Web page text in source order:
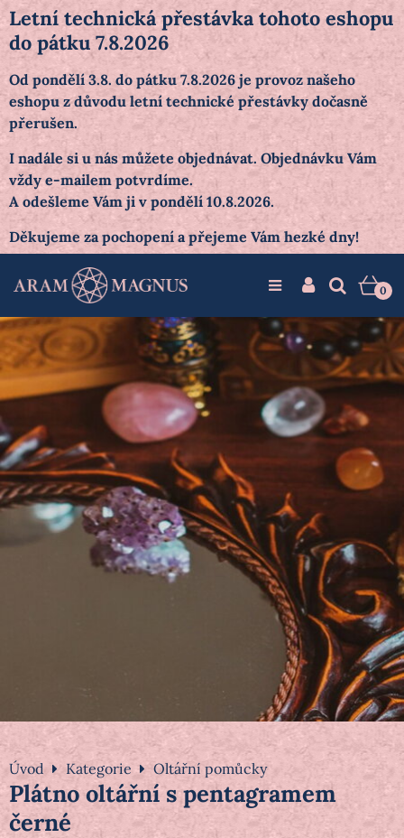
Letní technická přestávka tohoto eshopu
do pátku 7.8.2026
Od pondělí 3.8. do pátku 7.8.2026 je provoz našeho
eshopu z důvodu letní technické přestávky dočasně
přerušen.
I nadále si u nás můžete objednávat. Objednávku Vám
vždy e-mailem potvrdíme.
A odešleme Vám ji v pondělí 10.8.2026.
Děkujeme za pochopení a přejeme Vám hezké dny!
0
Úvod Kategorie Oltářní pomůcky
Plátno oltářní s pentagramem
černé